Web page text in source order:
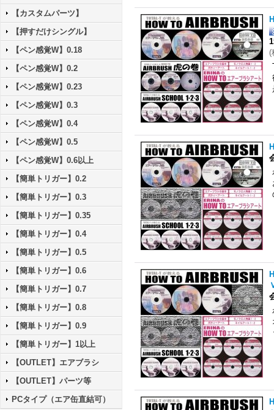
【カスタムパーツ】
【押すだけシングル】
【ペン感覚W】0.18
【ペン感覚W】0.2
【ペン感覚W】0.23
【ペン感覚W】0.3
【ペン感覚W】0.4
【ペン感覚W】0.5
【ペン感覚W】0.6以上
【簡単トリガー】0.2
【簡単トリガー】0.3
【簡単トリガー】0.35
【簡単トリガー】0.4
【簡単トリガー】0.5
【簡単トリガー】0.6
【簡単トリガー】0.7
【簡単トリガー】0.8
【簡単トリガー】0.9
【簡単トリガー】1以上
【OUTLET】エアブラシ
【OUTLET】パーツ等
PCタイプ（エア缶直結可）
(